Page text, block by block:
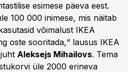
esimese päeva eest.
100 000 inimese, mis näitab
võimalust IKEA
oste sooritada,“ lausus IKEA
Aleksejs Mihailovs. Tema
üle 2000 erineva